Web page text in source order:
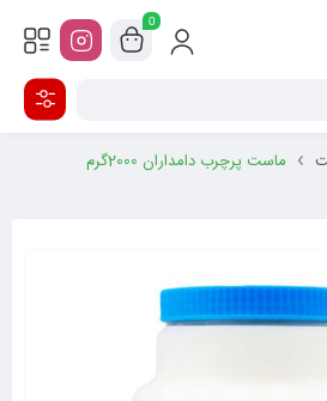
0
ماست پرچرب دامداران 2000گرم